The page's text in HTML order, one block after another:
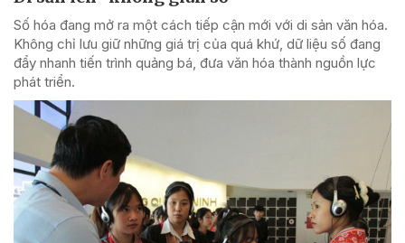
Số hóa đang mở ra một cách tiếp cận mới với di sản văn hóa.
Không chỉ lưu giữ những giá trị của quá khứ, dữ liệu số đang
đẩy nhanh tiến trình quảng bá, đưa văn hóa thành nguồn lực
phát triển.